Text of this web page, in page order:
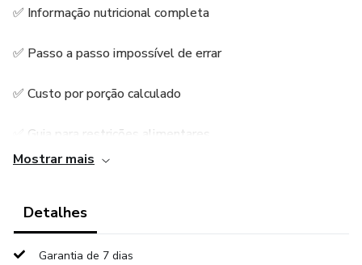
✅ Informação nutricional completa
✅ Passo a passo impossível de errar
✅ Custo por porção calculado
✅ Guia para restrições alimentares
Não é apenas receitas. É o sistema que vai
fazer você emagrecer comendo o que ama.
Mostrar mais
Detalhes
Garantia de 7 dias